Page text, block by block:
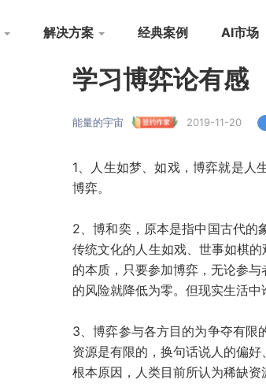
解决方案 经典案例 AI市场
学习博弈论有感
能量的宇宙 2019-11-20
1、人生如梦、如戏，博弈就是人
博弈。
2、博和奕，原本是指中国古代的
传统文化的人生如戏、世事如棋
的本质，只要参加博弈，无论参
的风险就降低为零。但现实生活
3、博弈参与各方目的为争夺有限
资源是有限的，换句话说人的偏
根本原因，人类目前所认为稀缺资